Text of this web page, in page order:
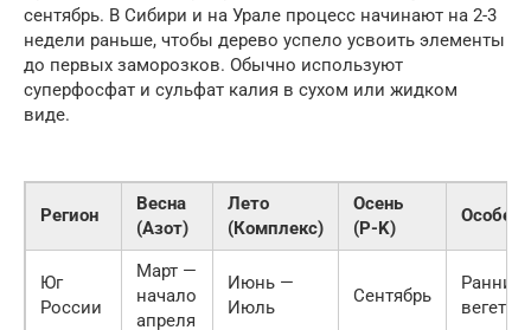
сентябрь. В Сибири и на Урале процесс начинают на 2-3
недели раньше, чтобы дерево успело усвоить элементы
до первых заморозков. Обычно используют
суперфосфат и сульфат калия в сухом или жидком
виде.
Регион
Весна
(Азот)
Лето
(Комплекс)
Осень
(P-K)
Юг
России
Март —
начало
апреля
Июнь —
Июль
Сентябрь
Ранний